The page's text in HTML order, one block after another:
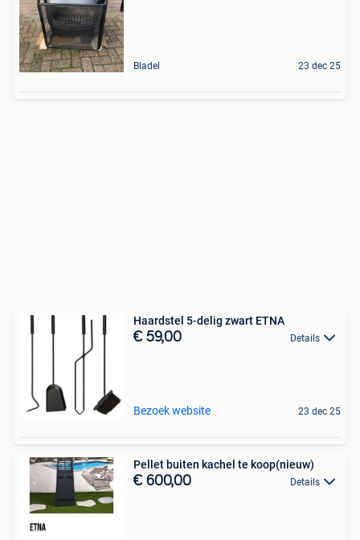
Bladel 23 dec 25
Haardstel 5-delig zwart ETNA
€ 59,00 Details
Bezoek website 23 dec 25
Pellet buiten kachel te koop(nieuw)
€ 600,00 Details